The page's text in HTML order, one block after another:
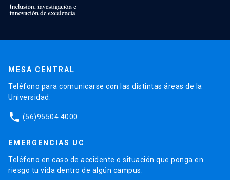
MESA CENTRAL
Teléfono para comunicarse con las distintas áreas de la
Universidad.
phone (56)95504 4000
EMERGENCIAS UC
Teléfono en caso de accidente o situación que ponga en
riesgo tu vida dentro de algún campus.